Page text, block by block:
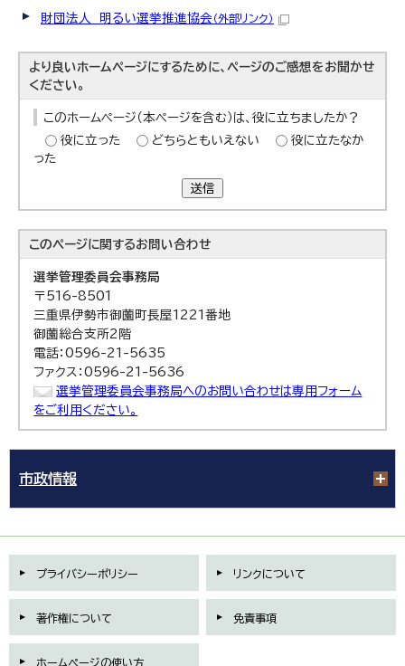
財団法人 明るい選挙推進協会（外部リンク）
より良いホームページにするために、ページのご感想をお聞かせ
ください。
このホームページ（本ページを含む）は、役に立ちましたか？
役に立った
どちらともいえない
役に立たなか
った
送信
このページに関するお問い合わせ
選挙管理委員会事務局
〒516-8501
三重県伊勢市御薗町長屋1221番地
御薗総合支所2階
電話：0596-21-5635
ファクス：0596-21-5636
選挙管理委員会事務局へのお問い合わせは専用フォーム
をご利用ください。
市政情報
プライバシーポリシー リンクについて
著作権について 免責事項
ホームページの使い方